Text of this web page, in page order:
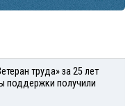
труда» за 25 лет
поддержки получили